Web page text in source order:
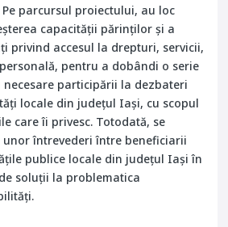
parcursul proiectului, au loc
capacității părinților și a
privind accesul la drepturi, servicii,
pentru a dobândi o serie
participării la dezbateri
locale din județul Iași, cu scopul
care îi privesc. Totodată, se
întrevederi între beneficiarii
publice locale din județul Iași în
soluții la problematica